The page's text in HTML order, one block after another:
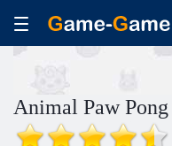
Animal Paw Pong